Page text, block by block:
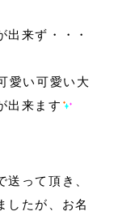
来ず・・・
愛い可愛い大
出来ます
って頂き、
したが、お名